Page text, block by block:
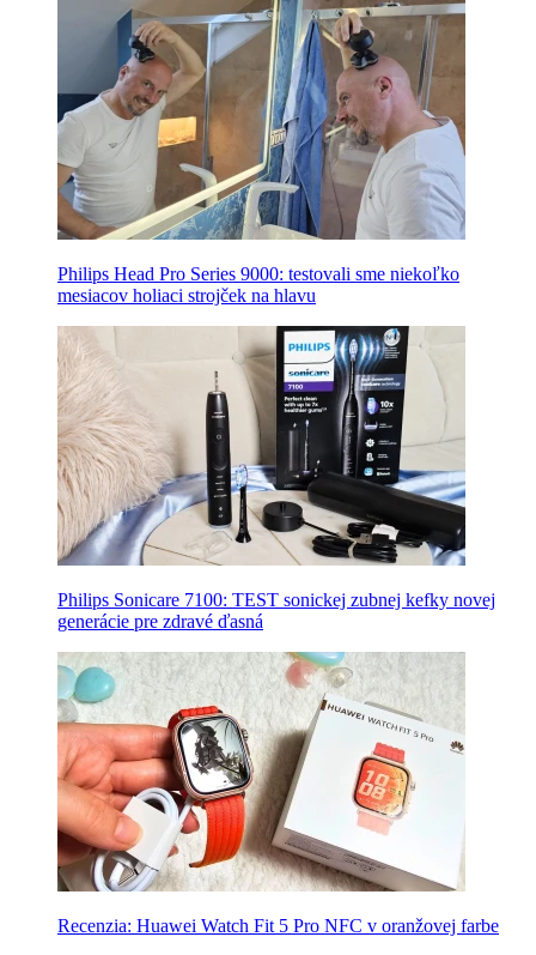
Philips Head Pro Series 9000: testovali sme niekoľko
mesiacov holiaci strojček na hlavu
Philips Sonicare 7100: TEST sonickej zubnej kefky novej
generácie pre zdravé ďasná
Recenzia: Huawei Watch Fit 5 Pro NFC v oranžovej farbe